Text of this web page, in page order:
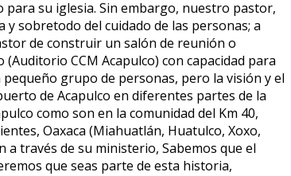
su iglesia. Sin embargo, nuestro pastor,
sobretodo del cuidado de las personas; a
de construir un salón de reunión o
CCM Acapulco) con capacidad para
grupo de personas, pero la visión y el
de Acapulco en diferentes partes de la
como son en la comunidad del Km 40,
Oaxaca (Miahuatlán, Huatulco, Xoxo,
a través de su ministerio, Sabemos que el
que seas parte de esta historia,